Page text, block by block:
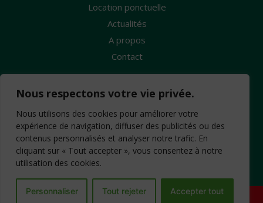
Nous respectons votre vie privée.
Nous utilisons des cookies pour améliorer votre
expérience de navigation, diffuser des publicités ou des
contenus personnalisés et analyser notre trafic. En
cliquant sur « Tout accepter », vous consentez à notre
utilisation des cookies.
Personnaliser Tout rejeter Accepter tout
Location ponctuelle
Actualités
A propos
Contact
Création Site Internet : www.idcom-lagence.fr
Copyright ©2026 - Mentions légales-
Confidentialité